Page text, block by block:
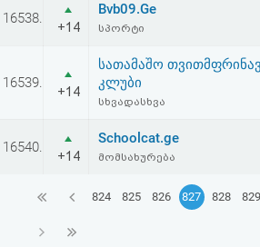
16538.
+14
Bvb09.Ge
სპორტი
16539.
+14
სათამაშო
კლუბი
სხვადასხვა
16540.
+14
Schoolcat.ge
მომსახურება
824 825 826 827 828 829